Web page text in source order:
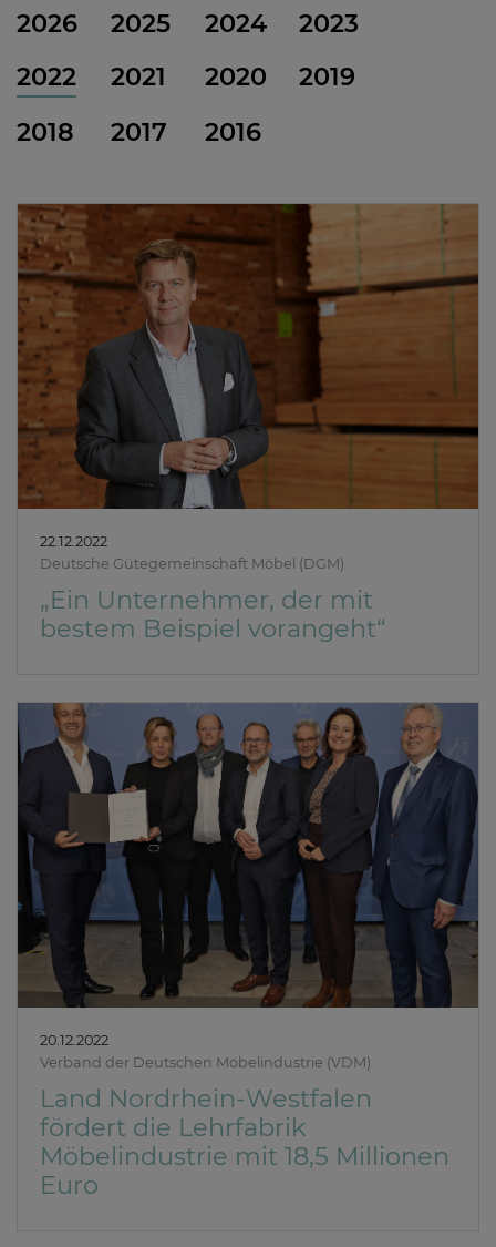
2026 2025 2024
2023
2022
2021 2020
2019
2018
2017 2016
22.12.2022
Deutsche Gütegemeinschaft Möbel (DGM)
„Ein Unternehmer, der mit
bestem Beispiel vorangeht“
20.12.2022
Verband der Deutschen Möbelindustrie (VDM)
Land Nordrhein-Westfalen
fördert die Lehrfabrik
Möbelindustrie mit 18,5 Millionen
Euro